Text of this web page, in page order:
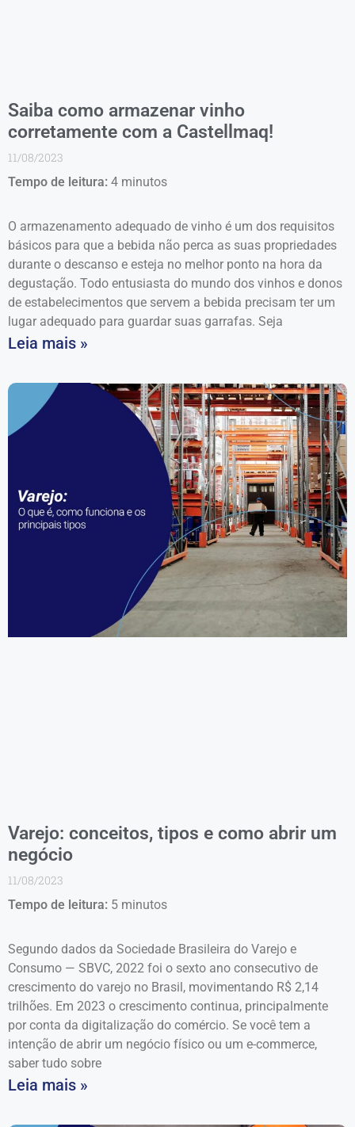
Saiba como armazenar vinho
corretamente com a Castellmaq!
11/08/2023
Tempo de leitura: 4 minutos
O armazenamento adequado de vinho é um dos requisitos
básicos para que a bebida não perca as suas propriedades
durante o descanso e esteja no melhor ponto na hora da
degustação. Todo entusiasta do mundo dos vinhos e donos
de estabelecimentos que servem a bebida precisam ter um
lugar adequado para guardar suas garrafas. Seja
Leia mais »
Varejo: conceitos, tipos e como abrir um
negócio
11/08/2023
Tempo de leitura: 5 minutos
Segundo dados da Sociedade Brasileira do Varejo e
Consumo — SBVC, 2022 foi o sexto ano consecutivo de
crescimento do varejo no Brasil, movimentando R$ 2,14
trilhões. Em 2023 o crescimento continua, principalmente
por conta da digitalização do comércio. Se você tem a
intenção de abrir um negócio físico ou um e-commerce,
saber tudo sobre
Leia mais »